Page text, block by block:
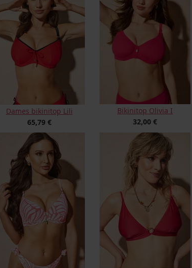
Dames bikinitop Lili
65,79 €
Bikinitop Olivia I
32,00 €